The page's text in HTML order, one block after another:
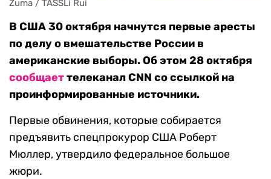
Zuma / TASSLi Rui
В США 30 октября начнутся первые аресты
по делу о вмешательстве России в
американские выборы. Об этом 28 октября
сообщаеттелеканал CNN со ссылкой на
проинформированные источники.
Первые обвинения, которые собирается
предъявить спецпрокурор США Роберт
Мюллер, утвердило федеральное большое
жюри.